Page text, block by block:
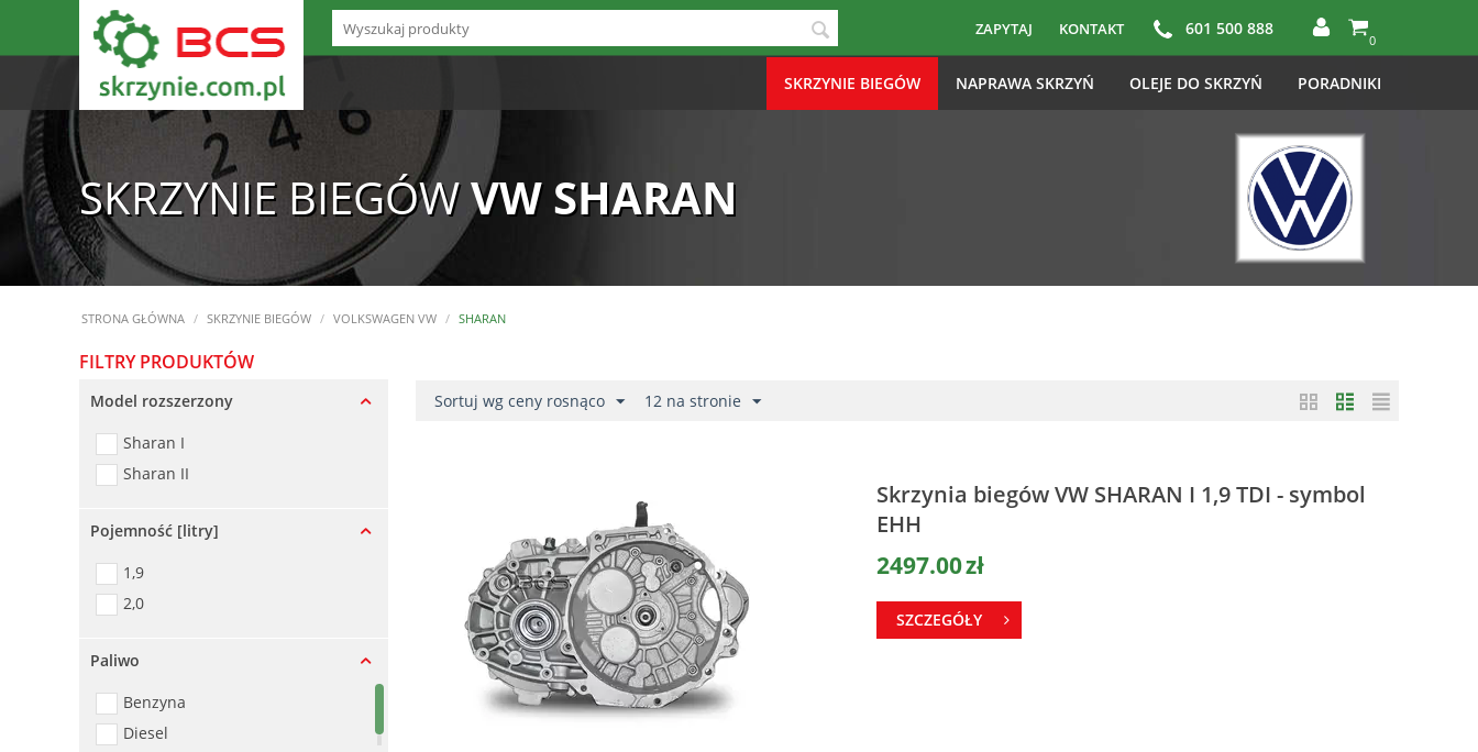
ZAPYTAJ KONTAKT 601 500 888
0
SKRZYNIE BIEGÓW NAPRAWA SKRZYŃ OLEJE DO SKRZYŃ PORADNIKI
SKRZYNIE BIEGÓWVW SHARAN
STRONA GŁÓWNA / SKRZYNIE BIEGÓW / VOLKSWAGEN VW / SHARAN
FILTRY PRODUKTÓW
Model rozszerzony
Sharan I
Sharan II
Pojemność [litry]
1,9
2,0
Paliwo
Benzyna
Diesel
Sortuj wg ceny rosnąco 12 na stronie
Skrzynia biegów VW SHARAN I 1,9 TDI - symbol
EHH
2497.00zł
SZCZEGÓŁY